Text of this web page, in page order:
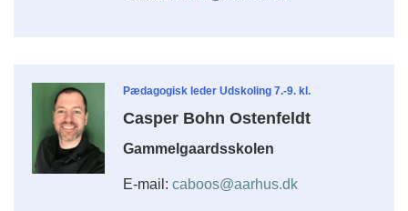
Pædagogisk leder Udskoling 7.-9. kl.
Casper Bohn Ostenfeldt
Gammelgaardsskolen
E-mail: caboos@aarhus.dk